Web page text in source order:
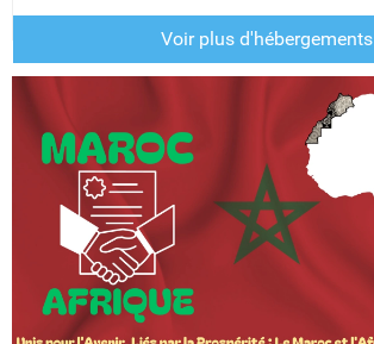
Voir plus d'hébergements